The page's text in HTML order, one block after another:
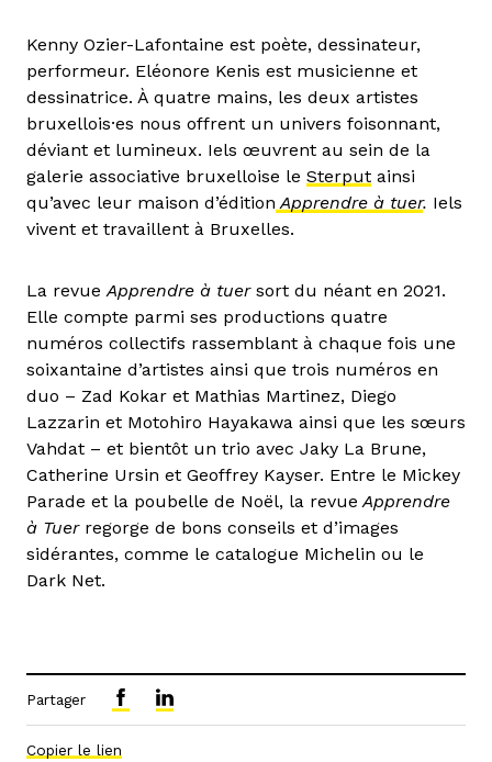
Kenny Ozier-Lafontaine est poète, dessinateur,
performeur. Eléonore Kenis est musicienne et
dessinatrice. À quatre mains, les deux artistes
bruxellois·es nous offrent un univers foisonnant,
déviant et lumineux. Iels œuvrent au sein de la
galerie associative bruxelloise le Sterput ainsi
qu’avec leur maison d’édition Apprendre à tuer. Iels
vivent et travaillent à Bruxelles.
La revueApprendre à tuer sort du néant en 2021.
Elle compte parmi ses productions quatre
numéros collectifs rassemblant à chaque fois une
soixantaine d’artistes ainsi que trois numéros en
duo – Zad Kokar et Mathias Martinez, Diego
Lazzarin et Motohiro Hayakawa ainsi que les sœurs
Vahdat – et bientôt un trio avec Jaky La Brune,
Catherine Ursin et Geoffrey Kayser. Entre le Mickey
Parade et la poubelle de Noël, la revue Apprendre
à Tuer regorge de bons conseils et d’images
sidérantes, comme le catalogue Michelin ou le
Dark Net.
Partager
Copier le lien